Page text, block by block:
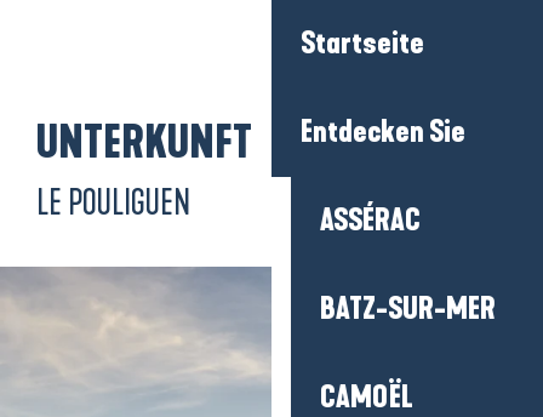
Startseite
Entdecken Sie
ASSÉRAC
BATZ-SUR-MER
CAMOËL
UNTERKUNFT
LE POULIGUEN